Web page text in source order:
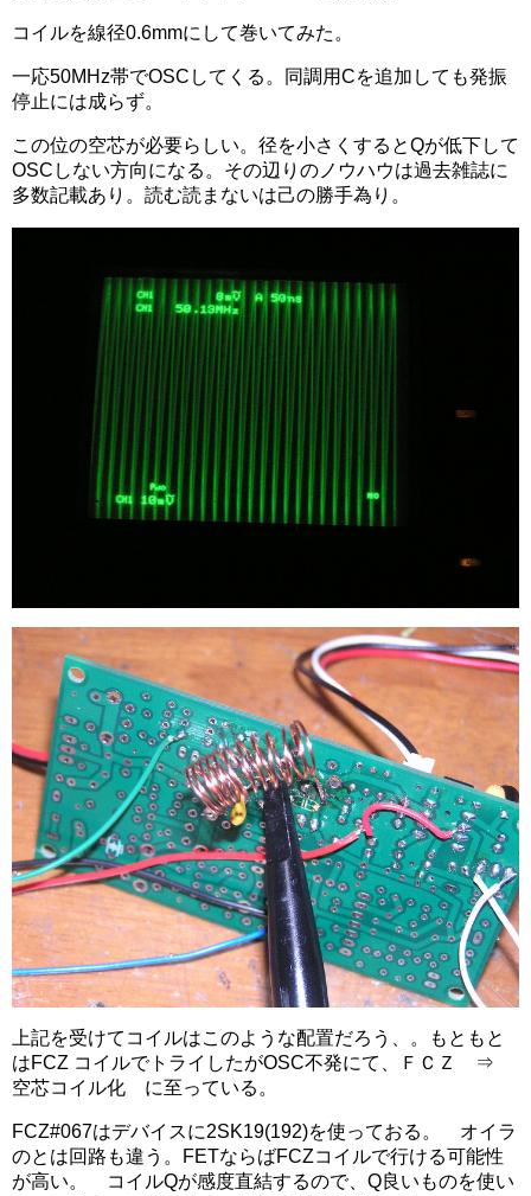
コイルを線径0.6mmにして巻いてみた。
一応50MHz帯でOSCしてくる。同調用Cを追加しても発振
停止には成らず。
この位の空芯が必要らしい。径を小さくするとQが低下して
OSCしない方向になる。その辺りのノウハウは過去雑誌に
多数記載あり。読む読まないは己の勝手為り。
上記を受けてコイルはこのような配置だろう、。もともと
はFCZ コイルでトライしたがOSC不発にて、ＦＣＺ ⇒
空芯コイル化 に至っている。
FCZ#067はデバイスに2SK19(192)を使っておる。 オイラ
のとは回路も違う。FETならばFCZコイルで行ける可能性
が高い。 コイルQが感度直結するので、Q良いものを使い